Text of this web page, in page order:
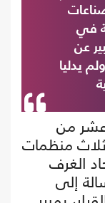
في
عن
يدليا
من
ثلاث منظمات
الغرف
إلى